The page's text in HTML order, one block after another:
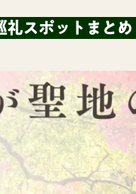
礼スポットまとめ